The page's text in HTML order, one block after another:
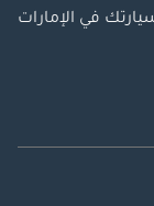
في الإمارات